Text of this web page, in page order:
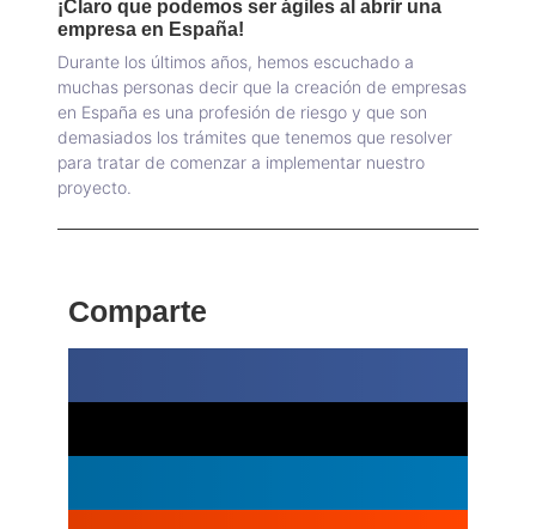
¡Claro que podemos ser ágiles al abrir una
empresa en España!
Durante los últimos años, hemos escuchado a
muchas personas decir que la creación de empresas
en España es una profesión de riesgo y que son
demasiados los trámites que tenemos que resolver
para tratar de comenzar a implementar nuestro
proyecto.
Comparte